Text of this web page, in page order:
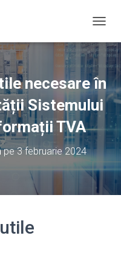
necesare în
Sistemului
TVA
pe3 februarie 2024